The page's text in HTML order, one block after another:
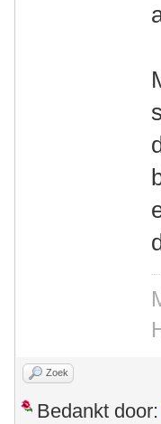
Zoek
Bedankt door: